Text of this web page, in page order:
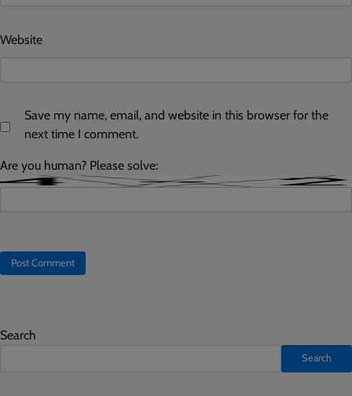
Website
Save my name, email, and website in this browser for the
next time I comment.
Are you human? Please solve:
Search
Search